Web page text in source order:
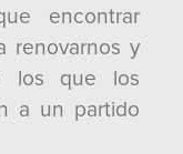
encontrar
renovarnos y
los que los
a un partido